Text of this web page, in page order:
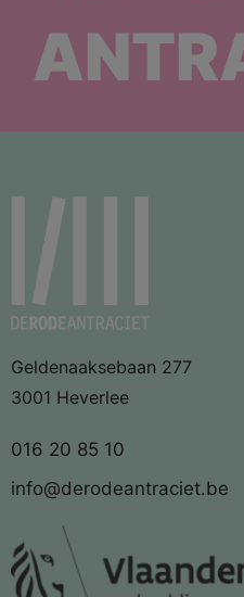
Geldenaaksebaan 277
3001 Heverlee
016 20 85 10
info@derodeantraciet.be